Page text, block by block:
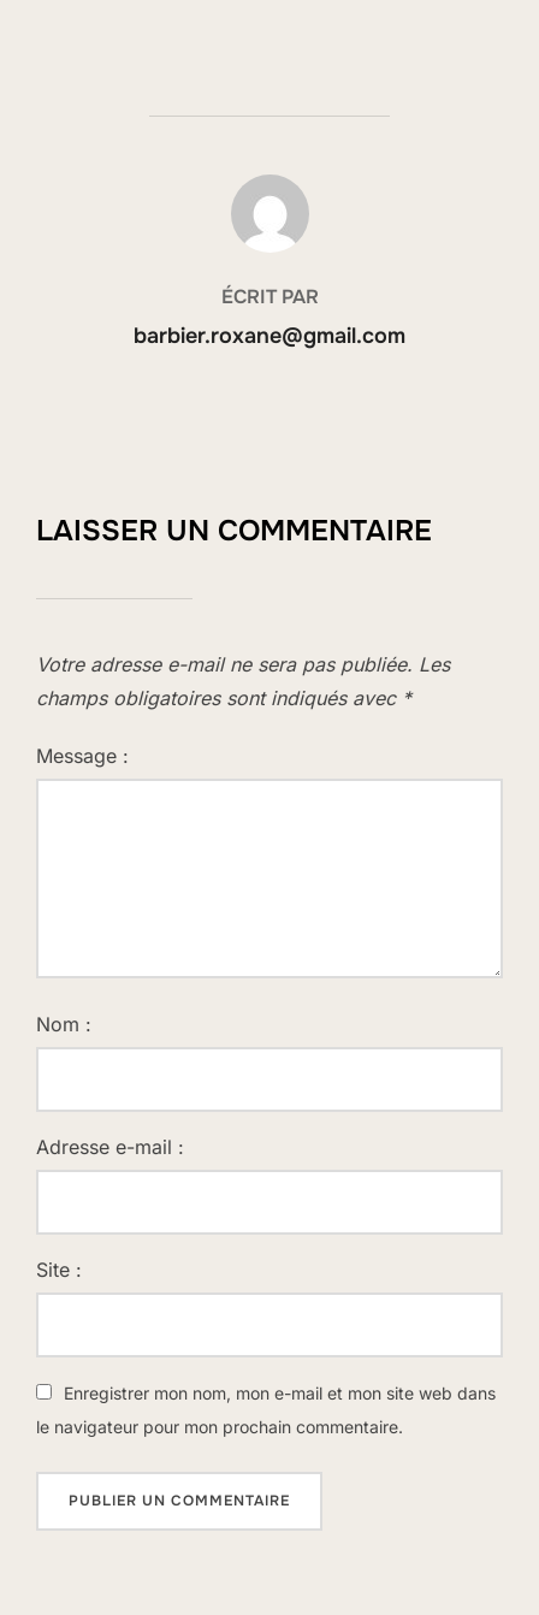
AUTEUR DE LA PUBLICATION
ÉCRIT PAR
barbier.roxane@gmail.com
LAISSER UN COMMENTAIRE
Votre adresse e-mail ne sera pas publiée. Les
champs obligatoires sont indiqués avec *
Message :
Nom :
Adresse e-mail :
Site :
Enregistrer mon nom, mon e-mail et mon site web dans
le navigateur pour mon prochain commentaire.